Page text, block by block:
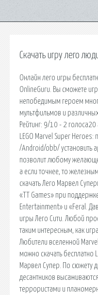
Скачать игру лего
Онлайн лего игры
OnlineGuru. Вы сможете
непобедимым героем
мультфильмов и
Рейтинг: 9/10 - 2 голоса20
LEGO Marvel Super
/Android/obb/ установить
позволит любому
а если точнее, то
скачать Лего Марвел
«TT Games» при
Entertainment» и «Feral.
игры Лего Сити. Любой
таким интересным, как
Любители вселенной
можно скачать бесплатно
Марвел Супер. По сюжету
десантников
террористами и